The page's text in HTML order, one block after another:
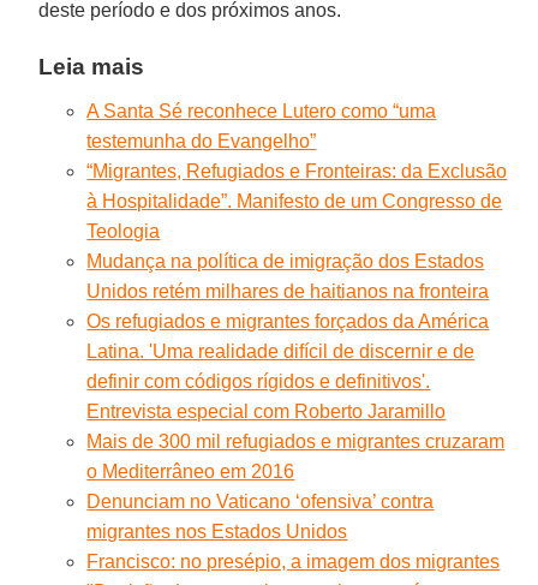
deste período e dos próximos anos.
Leia mais
A Santa Sé reconhece Lutero como “uma
testemunha do Evangelho”
“Migrantes, Refugiados e Fronteiras: da Exclusão
à Hospitalidade”. Manifesto de um Congresso de
Teologia
Mudança na política de imigração dos Estados
Unidos retém milhares de haitianos na fronteira
Os refugiados e migrantes forçados da América
Latina. 'Uma realidade difícil de discernir e de
definir com códigos rígidos e definitivos'.
Entrevista especial com Roberto Jaramillo
Mais de 300 mil refugiados e migrantes cruzaram
o Mediterrâneo em 2016
Denunciam no Vaticano ‘ofensiva’ contra
migrantes nos Estados Unidos
Francisco: no presépio, a imagem dos migrantes